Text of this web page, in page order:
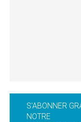
S'ABONNER
NOTRE